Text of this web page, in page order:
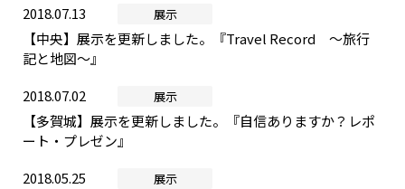
2018.07.13
展示
【中央】展示を更新しました。『Travel Record ～旅行
記と地図～』
2018.07.02
展示
【多賀城】展示を更新しました。『自信ありますか？レポ
ート・プレゼン』
2018.05.25
展示